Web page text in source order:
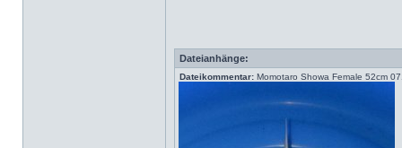
Dateianhänge:
Dateikommentar: Momotaro Showa Female 52cm